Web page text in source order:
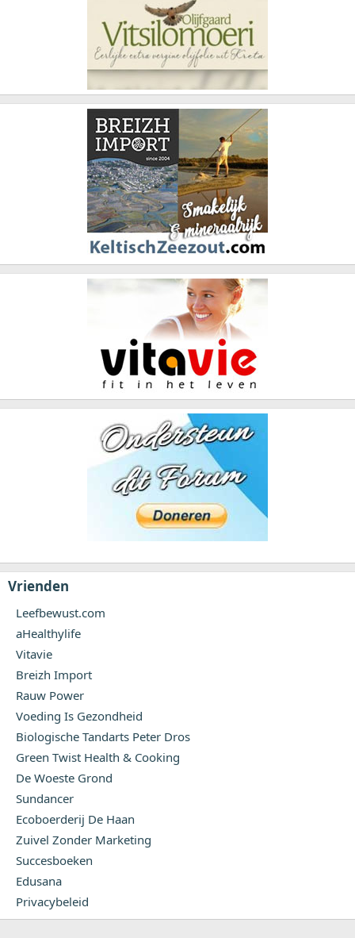
Vrienden
Leefbewust.com
aHealthylife
Vitavie
Breizh Import
Rauw Power
Voeding Is Gezondheid
Biologische Tandarts Peter Dros
Green Twist Health & Cooking
De Woeste Grond
Sundancer
Ecoboerderij De Haan
Zuivel Zonder Marketing
Succesboeken
Edusana
Privacybeleid